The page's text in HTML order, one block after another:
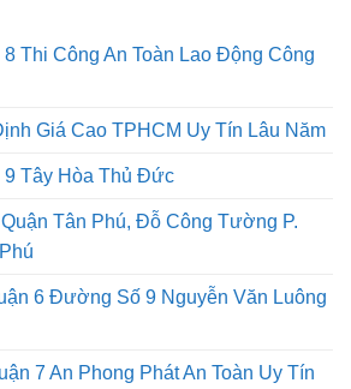
Thi Công An Toàn Lao Động Công
Giá Cao TPHCM Uy Tín Lâu Năm
9 Tây Hòa Thủ Đức
Tân Phú, Đỗ Công Tường P.
6 Đường Số 9 Nguyễn Văn Luông
7 An Phong Phát An Toàn Uy Tín